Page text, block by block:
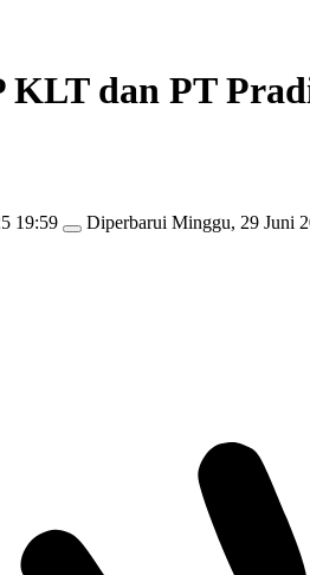
KLT dan PT
19:59
Diperbarui Minggu, 29 Juni